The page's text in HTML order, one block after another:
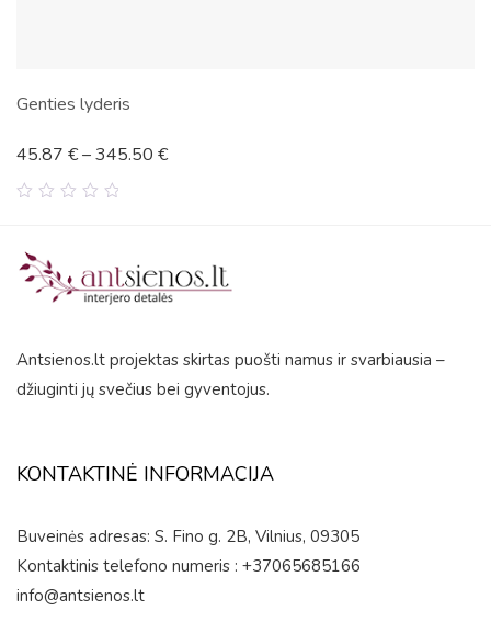
Genties lyderis
5
45.87 €–345.50 €
Antsienos.lt projektas skirtas puošti namus ir svarbiausia –
džiuginti jų svečius bei gyventojus.
KONTAKTINĖ INFORMACIJA
Buveinės adresas: S. Fino g. 2B, Vilnius, 09305
Kontaktinis telefono numeris : +37065685166
info@antsienos.lt